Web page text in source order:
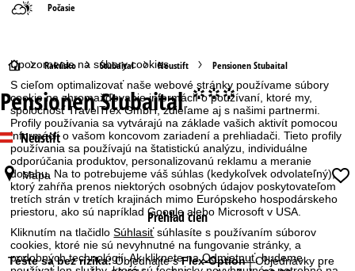
Upozornenie na súbory cookies
S cieľom optimalizovať naše webové stránky používame súbory
cookie na zhromažďovanie informácií o používaní, ktoré my,
spoločnosť TravelTrex GmbH, zdieľame aj s našimi partnermi.
Profily používania sa vytvárajú na základe vašich aktivít pomocou
informácií o vašom koncovom zariadení a prehliadači. Tieto profily
používania sa používajú na štatistickú analýzu, individuálne
odporúčania produktov, personalizovanú reklamu a meranie
dosahu. Na to potrebujeme váš súhlas (kedykoľvek odvolateľný),
ktorý zahŕňa prenos niektorých osobných údajov poskytovateľom
tretích strán v tretích krajinách mimo Európskeho hospodárskeho
priestoru, ako sú napríklad Google alebo Microsoft v USA.
Kliknutím na tlačidloSúhlasiťsúhlasíte s používaním súborov
cookies, ktoré nie sú nevyhnutné na fungovanie stránky, a
podobných technológií. Ak kliknete naOdmietnuť, budeme
Počasie
H
l
a
v
n
á
s
Rakúsko Stubaital Neustift Pensionen Stubaital
Pensionen Stubaital °°°
Neustift
Mapa
Prehľad cien
Těšte sa bez rizika:Objednajte sFlex-Option| Objednávky pre